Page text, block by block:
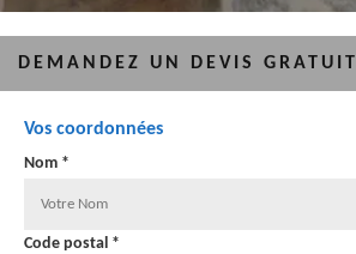
DEMANDEZ UN DEVIS GRATUIT
Vos coordonnées
Nom *
Code postal *